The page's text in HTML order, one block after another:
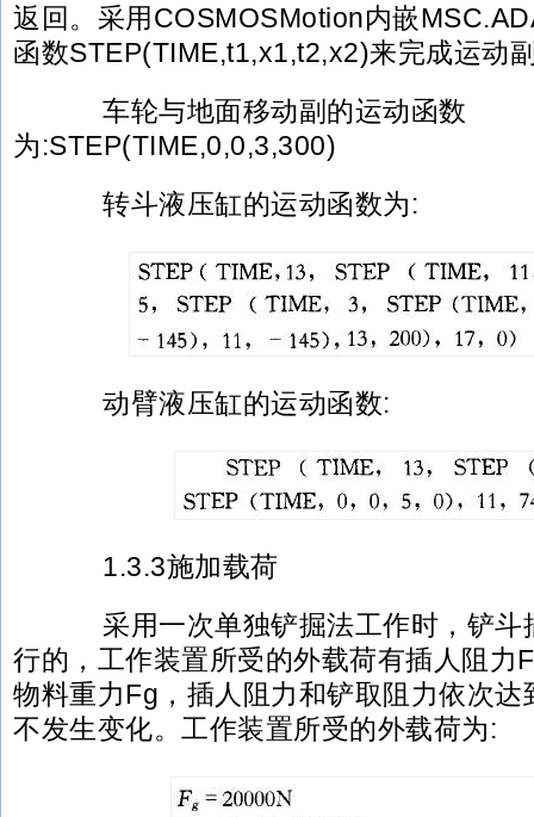
返回。采用COSMOSMotion内嵌
函数STEP(TIME,t1,x1,t2,x2)来完成运动
车轮与地面移动副的运动函数
为:STEP(TIME,0,0,3,300)
转斗液压缸的运动函数为:
动臂液压缸的运动函数:
1.3.3施加载荷
采用一次单独铲掘法工作时，铲斗
行的，工作装置所受的外载荷有插人阻力
物料重力Fg，插人阻力和铲取阻力依次达
不发生变化。工作装置所受的外载荷为: